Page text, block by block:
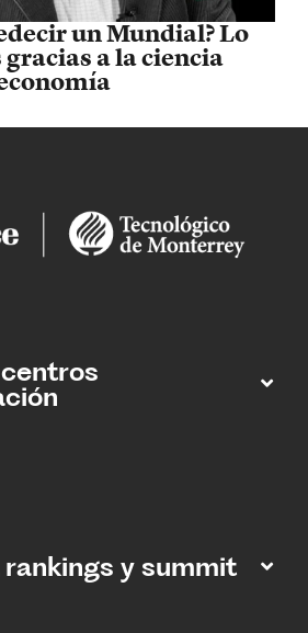
un Mundial? Lo
a la ciencia
y summit